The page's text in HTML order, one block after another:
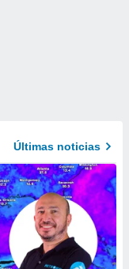
Últimas noticias